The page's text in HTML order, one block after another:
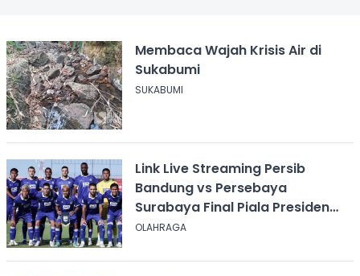
Membaca Wajah Krisis Air di
Sukabumi
SUKABUMI
Link Live Streaming Persib
Bandung vs Persebaya
Surabaya Final Piala Presiden
2026, Kick-off Pukul 20.00 WIB
OLAHRAGA